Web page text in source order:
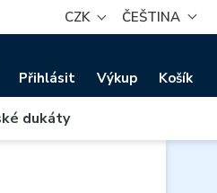
CZK ČEŠTINA
Přihlásit Výkup Košík
dukáty